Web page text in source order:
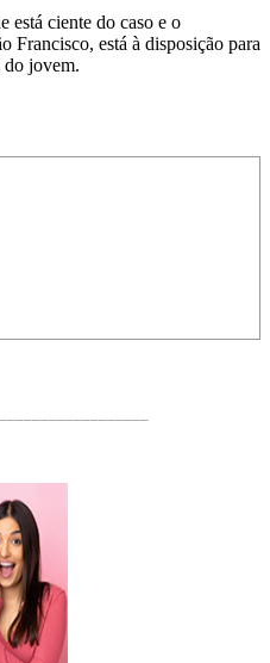
está ciente do caso e o
Francisco, está à disposição para
do jovem.